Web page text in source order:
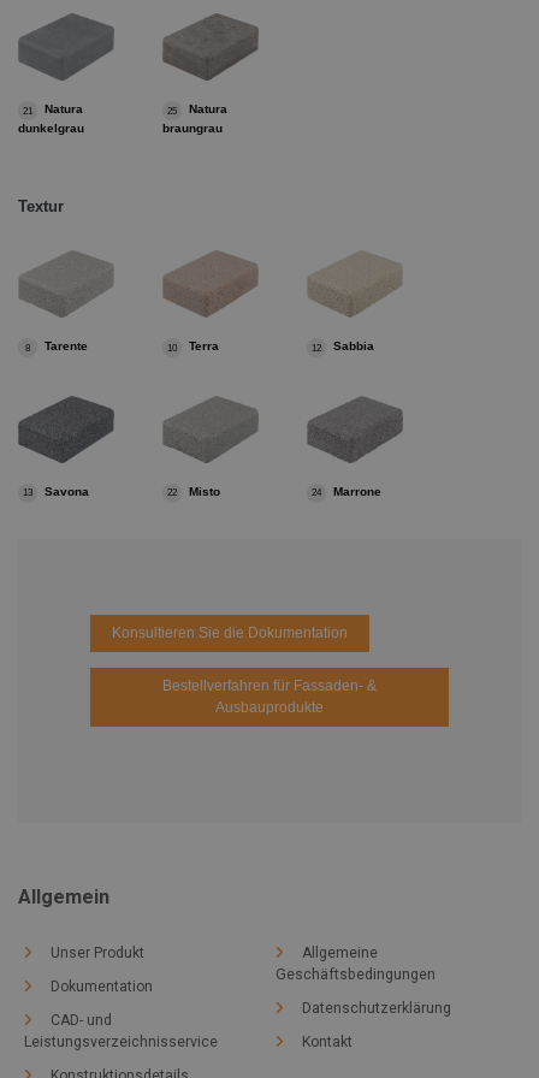
25
Natura
braungrau
21
Natura
dunkelgrau
Textur
10 Terra 12 Sabbia
22 Misto
13 Savona
8 Tarente
24 Marrone
Konsultieren Sie die Dokumentation
Bestellverfahren für Fassaden- &
Ausbauprodukte
Allgemein
Unser Produkt
Dokumentation
CAD- und
Leistungsverzeichnisservice
Allgemeine
Geschäftsbedingungen
Datenschutzerklärung
Kontakt